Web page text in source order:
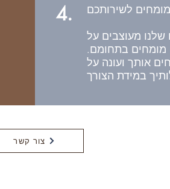
4.
מומחים לשירותכם
מעוצבים על
מומחים בתחומם.
אותך ועונה על
צור קשר